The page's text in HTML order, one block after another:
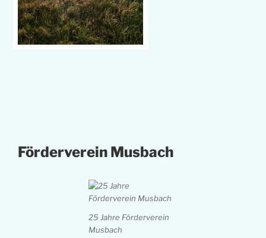
Förderverein Musbach
25 Jahre Förderverein
Musbach